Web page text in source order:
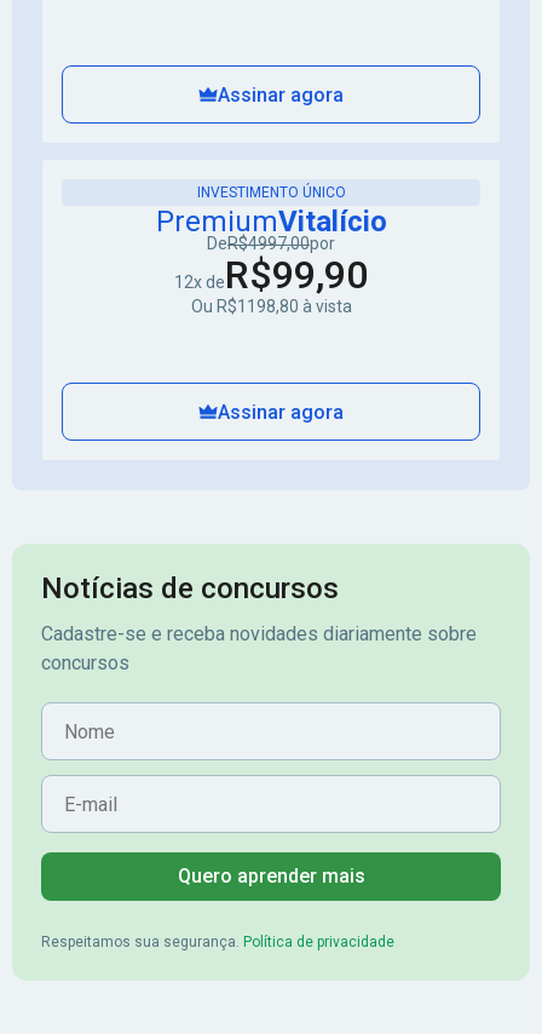
Assinar agora
INVESTIMENTO ÚNICO
PremiumVitalício
DeR$4997,00por
12x deR$99,90
Ou R$1198,80 à vista
Assinar agora
Notícias de concursos
Cadastre-se e receba novidades diariamente sobre
concursos
Nome
E-mail
Quero aprender mais
Respeitamos sua segurança. Política de privacidade